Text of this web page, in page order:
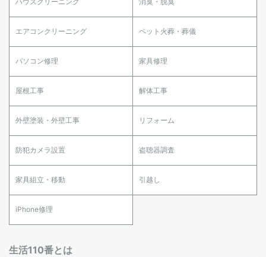
エアコンクリーニング ペット火葬・葬儀
パソコン修理 家具修理
屋根工事 解体工事
外壁塗装・外壁工事 リフォーム
防犯カメラ設置 盗聴器調査
家具組立・移動 引越し
iPhone修理
生活110番とは